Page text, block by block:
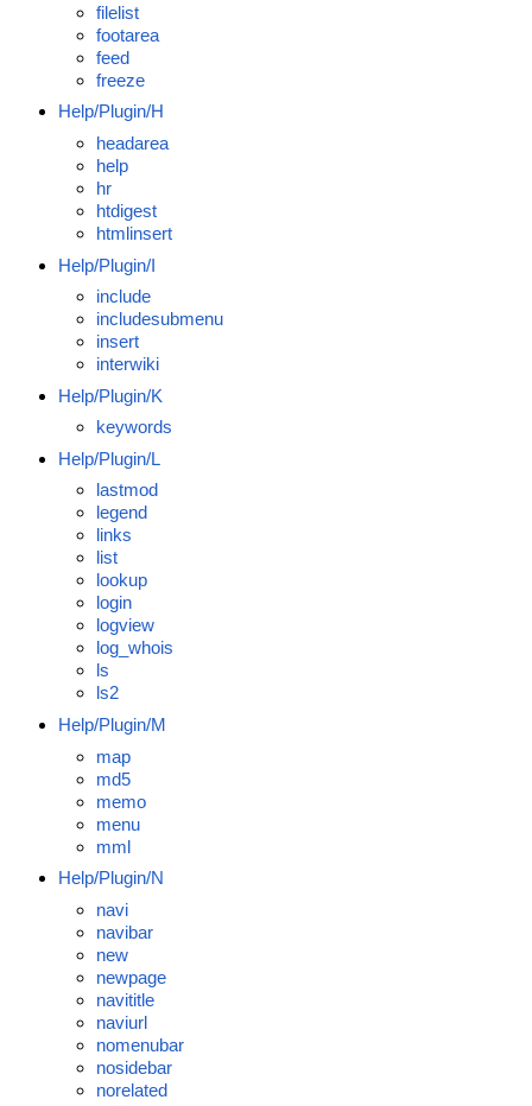
filelist
footarea
feed
freeze
Help/Plugin/H
headarea
help
hr
htdigest
htmlinsert
Help/Plugin/I
include
includesubmenu
insert
interwiki
Help/Plugin/K
keywords
Help/Plugin/L
lastmod
legend
links
list
lookup
login
logview
log_whois
ls
ls2
Help/Plugin/M
map
md5
memo
menu
mml
Help/Plugin/N
navi
navibar
new
newpage
navititle
naviurl
nomenubar
nosidebar
norelated